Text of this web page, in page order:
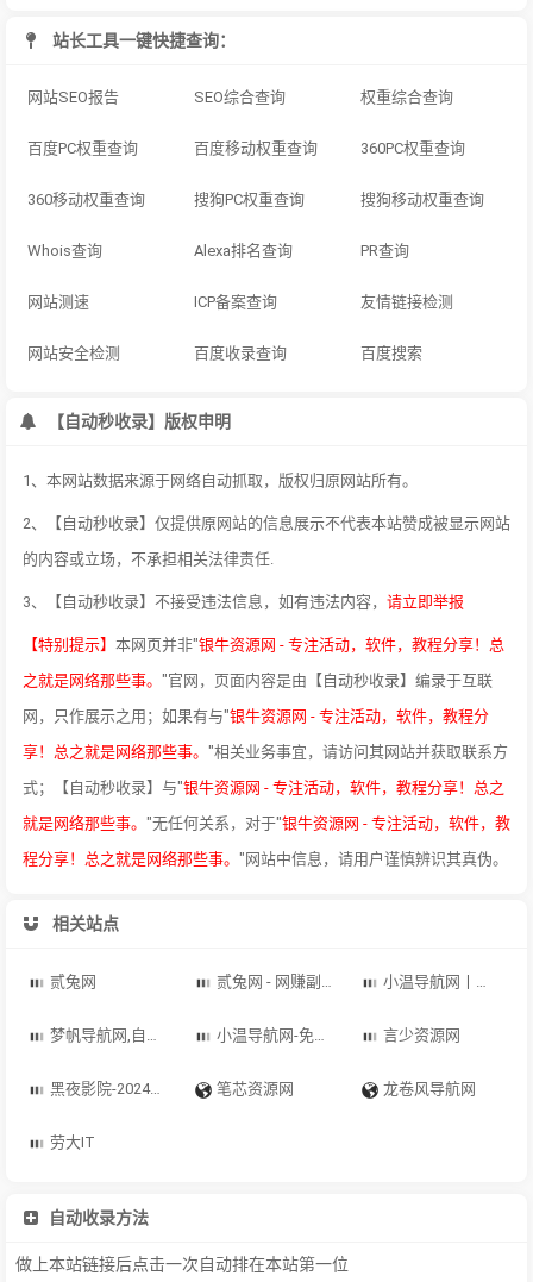
站长工具一键快捷查询：
网站SEO报告 SEO综合查询 权重综合查询
百度PC权重查询 百度移动权重查询 360PC权重查询
360移动权重查询 搜狗PC权重查询 搜狗移动权重查询
Whois查询 Alexa排名查询 PR查询
网站测速 ICP备案查询 友情链接检测
网站安全检测 百度收录查询 百度搜索
【自动秒收录】版权申明
1、本网站数据来源于网络自动抓取，版权归原网站所有。
2、【自动秒收录】仅提供原网站的信息展示不代表本站赞成被显示网站
的内容或立场，不承担相关法律责任.
3、【自动秒收录】不接受违法信息，如有违法内容， 请立即举报
【特别提示】 本网页并非"银牛资源网 - 专注活动，软件，教程分享！总
之就是网络那些事。 "官网，页面内容是由【自动秒收录】编录于互联
网，只作展示之用；如果有与"银牛资源网 - 专注活动，软件，教程分
享！总之就是网络那些事。 "相关业务事宜，请访问其网站并获取联系方
式；【自动秒收录】与"银牛资源网 - 专注活动，软件，教程分享！总之
就是网络那些事。 "无任何关系，对于"银牛资源网 - 专注活动，软件，教
程分享！总之就是网络那些事。 "网站中信息，请用户谨慎辨识其真伪。
相关站点
贰兔网 贰兔网 - 网赚副业项目 - 免费项目分享网站 - 贰兔网提供免费副业项目、手机搬砖项目、抖音快手小红书无货源电商，抖音引流工具、网站源码、软件源码、技术教程、无人直播等等网络资源分享，是全网最大的资源网！ 小温导航网丨汇集各大资源网丨全网优质教程技术网
梦帆导航网,自动秒收录,QQ技术导航,导航天下,技术导航,娱乐网,小刀娱乐网,爱Q,QQ技术,QQ导航 小温导航网-免费收录正规网站 网址链接大全收录网 免费网站收录 收录提交入 言少资源网
黑夜影院-2024在线电影电视剧、短剧、综艺、动漫-美剧、韩剧、陆剧、泰剧黑夜影院 35 笔芯资源网 龙卷风导航网
劳大IT
自动收录方法
做上本站链接后点击一次自动排在本站第一位